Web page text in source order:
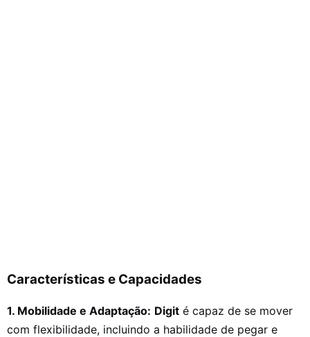
Características e Capacidades
1. Mobilidade e Adaptação: Digit é capaz de se mover
com flexibilidade, incluindo a habilidade de pegar e